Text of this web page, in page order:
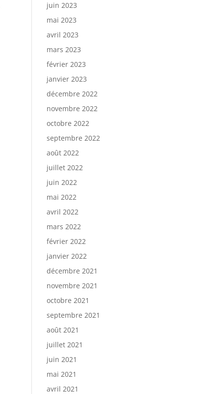
juin 2023
mai 2023
avril 2023
mars 2023
février 2023
janvier 2023
décembre 2022
novembre 2022
octobre 2022
septembre 2022
août 2022
juillet 2022
juin 2022
mai 2022
avril 2022
mars 2022
février 2022
janvier 2022
décembre 2021
novembre 2021
octobre 2021
septembre 2021
août 2021
juillet 2021
juin 2021
mai 2021
avril 2021